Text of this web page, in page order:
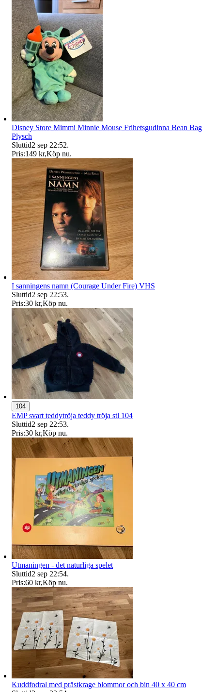
Disney Store Mimmi Minnie Mouse Frihetsgudinna Bean Bag
Plysch
Sluttid2 sep 22:52.
Pris:149 kr,Köp nu.
I sanningens namn (Courage Under Fire) VHS
Sluttid2 sep 22:53.
Pris:30 kr,Köp nu.
104
EMP svart teddytröja teddy tröja stl 104
Sluttid2 sep 22:53.
Pris:30 kr,Köp nu.
Utmaningen - det naturliga spelet
Sluttid2 sep 22:54.
Pris:60 kr,Köp nu.
Kuddfodral med prästkrage blommor och bin 40 x 40 cm